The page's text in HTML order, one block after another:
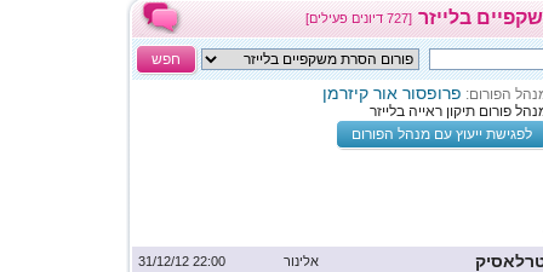
[727 דיונים פעילים] בלייזר
חפש
הפורום: פרופסור אור קיזרמן
פורום תיקון ראייה בלייזר
לפגישת ייעוץ עם מנהל הפורום
22:00 31/12/12 אלינור